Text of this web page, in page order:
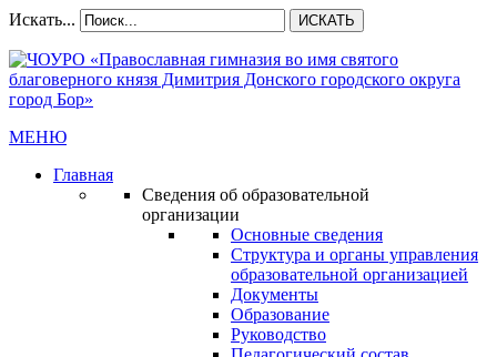
Искать... ИСКАТЬ
МЕНЮ
Главная
Сведения об образовательной
организации
Основные сведения
Структура и органы управления
образовательной организацией
Документы
Образование
Руководство